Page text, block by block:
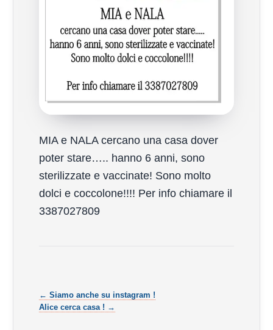
MIA e NALA cercano una casa dover
poter stare….. hanno 6 anni, sono
sterilizzate e vaccinate! Sono molto
dolci e coccolone!!!! Per info chiamare il
3387027809
← Siamo anche su instagram !
Alice cerca casa ! →